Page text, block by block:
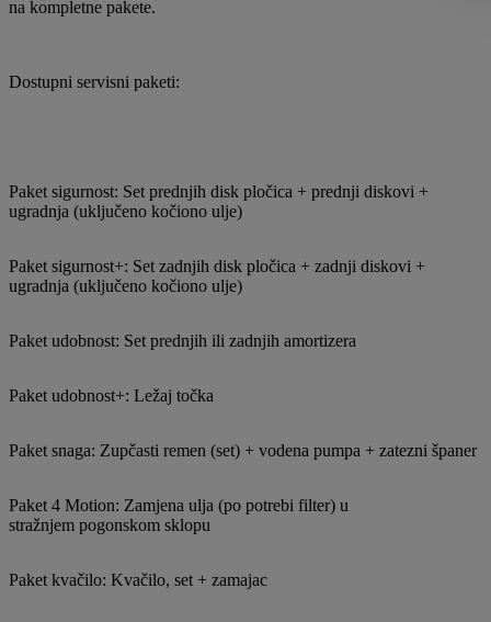
na kompletne pakete.
Dostupni servisni paketi:
Paket sigurnost: Set prednjih disk pločica + prednji diskovi +
ugradnja (uključeno kočiono ulje)
Paket sigurnost+: Set zadnjih disk pločica + zadnji diskovi +
ugradnja (uključeno kočiono ulje)
Paket udobnost: Set prednjih ili zadnjih amortizera
Paket udobnost+: Ležaj točka
Paket snaga: Zupčasti remen (set) + vodena pumpa + zatezni španer
Paket 4 Motion: Zamjena ulja (po potrebi filter) u
stražnjem pogonskom sklopu
Paket kvačilo: Kvačilo, set + zamajac